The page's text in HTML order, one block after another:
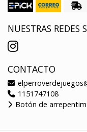
NUESTRAS REDES
CONTACTO
1151747108
Botón de